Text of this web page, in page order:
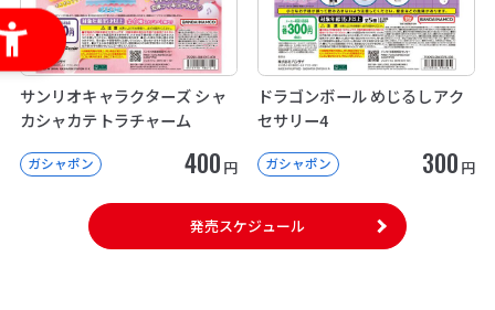
サンリオキャラクターズ シャ
カシャカテトラチャーム
ガシャポン 400 円
ドラゴンボール めじるしアク
セサリー4
ガシャポン 300 円
発売スケジュール